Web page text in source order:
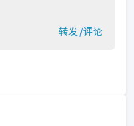
转发|评论